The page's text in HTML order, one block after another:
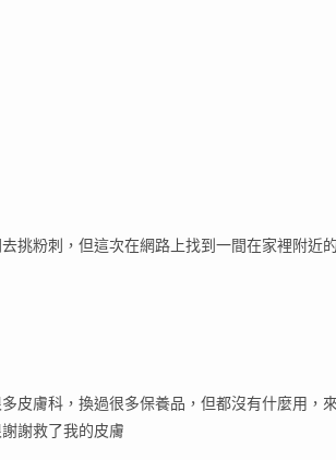
挑粉刺，但這次在網路上找到一間在家裡附近
皮膚科，換過很多保養品，但都沒有什麼用，
謝救了我的皮膚